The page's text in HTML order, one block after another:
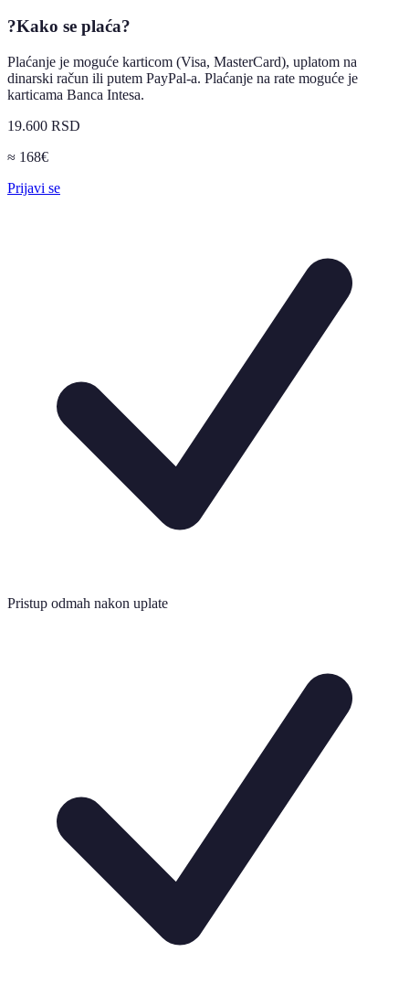
?Kako se plaća?
Plaćanje je moguće karticom (Visa, MasterCard), uplatom na
dinarski račun ili putem PayPal-a. Plaćanje na rate moguće je
karticama Banca Intesa.
19.600 RSD
≈ 168€
Prijavi se
Pristup odmah nakon uplate